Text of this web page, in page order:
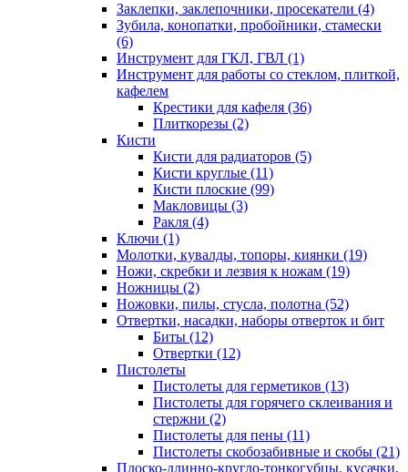
Заклепки, заклепочники, просекатели (4)
Зубила, конопатки, пробойники, стамески
(6)
Инструмент для ГКЛ, ГВЛ (1)
Инструмент для работы со стеклом, плиткой,
кафелем
Крестики для кафеля (36)
Плиткорезы (2)
Кисти
Кисти для радиаторов (5)
Кисти круглые (11)
Кисти плоские (99)
Макловицы (3)
Ракля (4)
Ключи (1)
Молотки, кувалды, топоры, киянки (19)
Ножи, скребки и лезвия к ножам (19)
Ножницы (2)
Ножовки, пилы, стусла, полотна (52)
Отвертки, насадки, наборы отверток и бит
Биты (12)
Отвертки (12)
Пистолеты
Пистолеты для герметиков (13)
Пистолеты для горячего склеивания и
стержни (2)
Пистолеты для пены (11)
Пистолеты скобозабивные и скобы (21)
Плоско-длинно-кругло-тонкогубцы, кусачки,